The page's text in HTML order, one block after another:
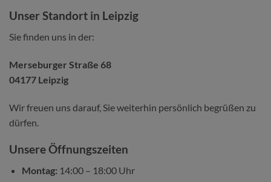
Unser Standort in Leipzig
Sie finden uns in der:
Merseburger Straße 68
04177 Leipzig
Wir freuen uns darauf, Sie weiterhin persönlich begrüßen zu
dürfen.
Unsere Öffnungszeiten
Montag: 14:00 – 18:00 Uhr